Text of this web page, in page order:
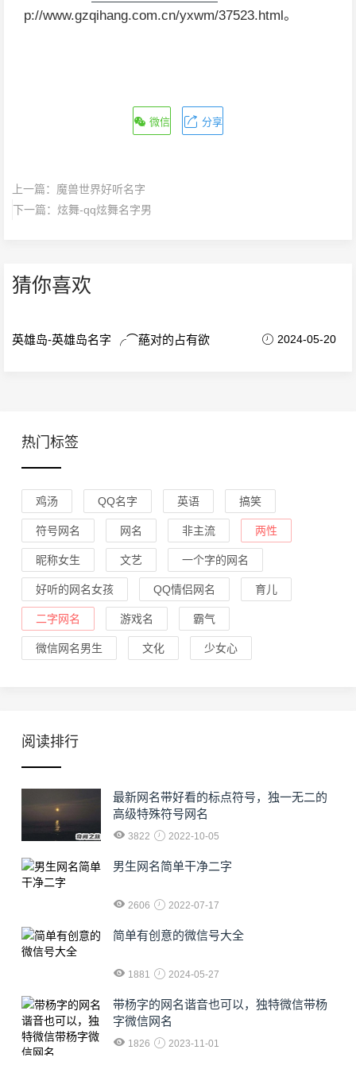
p://www.gzqihang.com.cn/yxwm/37523.html。
微信 分享
上一篇： 魔兽世界好听名字
下一篇： 炫舞-qq炫舞名字男
猜你喜欢
英雄岛-英雄岛名字 ╭⌒蕝对的占有欲 2024-05-20
热门标签
鸡汤 QQ名字 英语 搞笑
符号网名 网名 非主流 两性
昵称女生 文艺 一个字的网名
好听的网名女孩 QQ情侣网名 育儿
二字网名 游戏名 霸气
微信网名男生 文化 少女心
阅读排行
最新网名带好看的标点符号，独一无二的
高级特殊符号网名
3822 2022-10-05
男生网名简单干净二字
2606 2022-07-17
简单有创意的微信号大全
1881 2024-05-27
​带杨字的网名谐音也可以，独特微信带杨
字微信网名
1826 2023-11-01